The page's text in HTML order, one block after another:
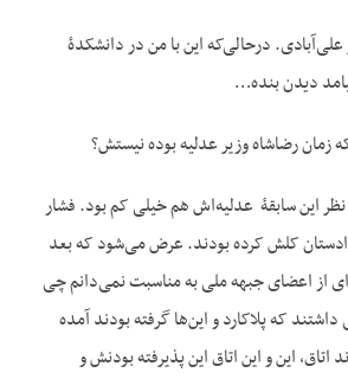
درحالی‌که این با من در دانشکدۀ
دیدن بنده…
رضاشاه وزیر عدلیه بوده نیستش؟
نظر این سابقۀ عدلیه‌اش هم خیلی کم بود. فشار
کلش کرده بودند. عرض می‌شود که بعد
از اعضای جبهه ملی به مناسبت نمی‌دانم چی
که پلاکارد و این‌ها گرفته بودند آمده
اتاق، این و این اتاق این پذیرفته بودنش و